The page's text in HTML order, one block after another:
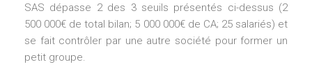
SAS dépasse 2 des 3 seuils présentés ci-dessus (2
500 000€ de total bilan; 5 000 000€ de CA; 25 salariés) et
se fait contrôler par une autre société pour former un
petit groupe.